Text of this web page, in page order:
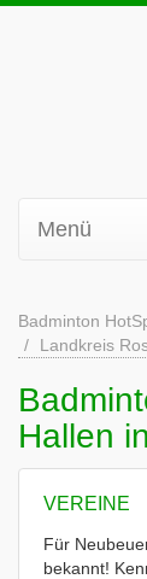
Menü
Badminton
Landkreis
Hallen
VEREINE
Für
bekannt!